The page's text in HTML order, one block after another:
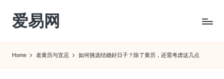
Skip
content
爱易网
Home 老黄历与宜忌 如何挑选结婚好日子？除了黄历，还需考虑这几点